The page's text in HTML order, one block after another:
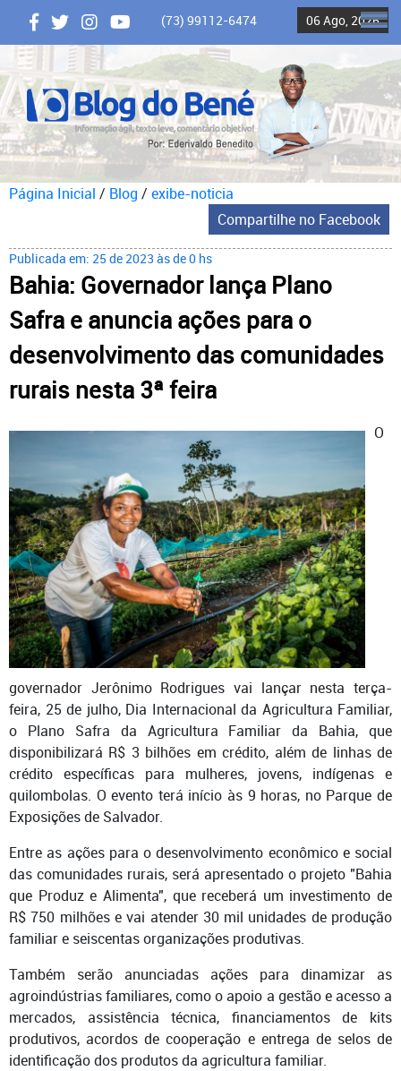
(73) 99112-6474 06 Ago, 2026
Página Inicial / Blog / exibe-noticia
Compartilhe no Facebook
Publicada em: 25 de 2023 às de 0 hs
Bahia: Governador lança Plano
Safra e anuncia ações para o
desenvolvimento das comunidades
rurais nesta 3ª feira
O
governador Jerônimo Rodrigues vai lançar nesta terça-
feira, 25 de julho, Dia Internacional da Agricultura Familiar,
o Plano Safra da Agricultura Familiar da Bahia, que
disponibilizará R$ 3 bilhões em crédito, além de linhas de
crédito específicas para mulheres, jovens, indígenas e
quilombolas. O evento terá início às 9 horas, no Parque de
Exposições de Salvador.
Entre as ações para o desenvolvimento econômico e social
das comunidades rurais, será apresentado o projeto "Bahia
que Produz e Alimenta", que receberá um investimento de
R$ 750 milhões e vai atender 30 mil unidades de produção
familiar e seiscentas organizações produtivas.
Também serão anunciadas ações para dinamizar as
agroindústrias familiares, como o apoio a gestão e acesso a
mercados, assistência técnica, financiamentos de kits
produtivos, acordos de cooperação e entrega de selos de
identificação dos produtos da agricultura familiar.